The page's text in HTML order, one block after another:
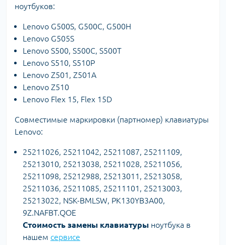
ноутбуков:
Lenovo G500S, G500C, G500H
Lenovo G505S
Lenovo S500, S500C, S500T
Lenovo S510, S510P
Lenovo Z501, Z501A
Lenovo Z510
Lenovo Flex 15, Flex 15D
Совместимые маркировки (партномер) клавиатуры
Lenovo:
25211026, 25211042, 25211087, 25211109,
25213010, 25213038, 25211028, 25211056,
25211098, 25212988, 25213011, 25213058,
25211036, 25211085, 25211101, 25213003,
25213022, NSK-BMLSW, PK130YB3A00,
9Z.NAFBT.QOE
Стоимость замены клавиатуры ноутбука в
нашем сервисе